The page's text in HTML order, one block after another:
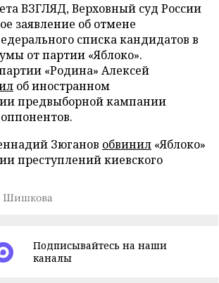
ВЗГЛЯД, Верховный суд России
заявление об отмене
списка кандидатов в
от партии «Яблоко».
«Родина» Алексей
об иностранном
предвыборной кампании
Зюганов обвинил «Яблоко»
преступлений киевского
Шишкова
Подписывайтесь на наши
каналы